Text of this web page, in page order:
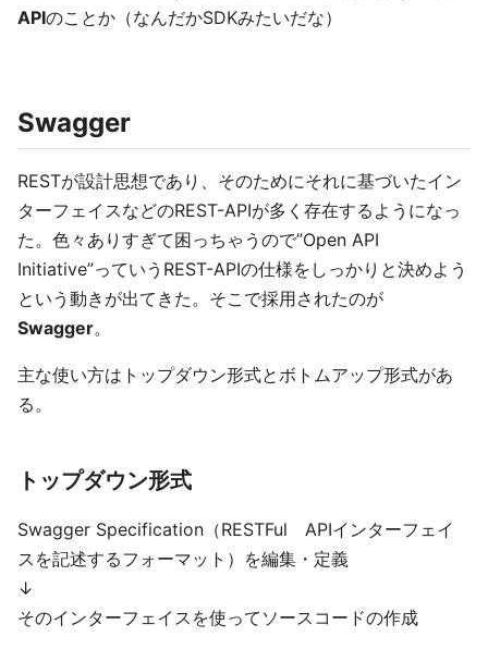
APIのことか（なんだかSDKみたいだな）
Swagger
RESTが設計思想であり、そのためにそれに基づいたイン
ターフェイスなどのREST-APIが多く存在するようになっ
た。色々ありすぎて困っちゃうので”Open API
Initiative”っていうREST-APIの仕様をしっかりと決めよう
という動きが出てきた。そこで採用されたのが
Swagger。
主な使い方はトップダウン形式とボトムアップ形式があ
る。
トップダウン形式
Swagger Specification（RESTFul APIインターフェイ
スを記述するフォーマット）を編集・定義
↓
そのインターフェイスを使ってソースコードの作成